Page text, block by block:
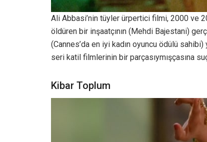
Ali Abbasi’nin tüyler ürpertici filmi, 2000 ve
öldüren bir inşaatçının (Mehdi Bajestani)
(Cannes’da en iyi kadın oyuncu ödülü
seri katil filmlerinin bir parçasıymışçasına
Kibar Toplum